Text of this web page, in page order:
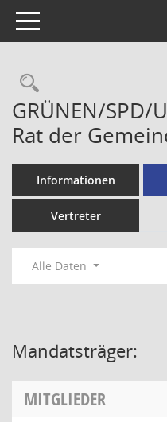
Toggle navigation
GRÜNEN/SPD/
Rat der
Informationen
Vertreter
Alle Daten
Mandatsträger:
MITGLIEDER